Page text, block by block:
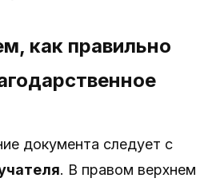
как правильно
документа следует с
. В правом верхнем